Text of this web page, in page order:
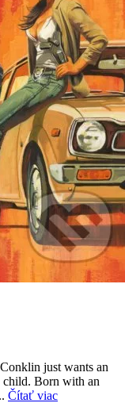
just wants an
child. Born with an
Čítať viac